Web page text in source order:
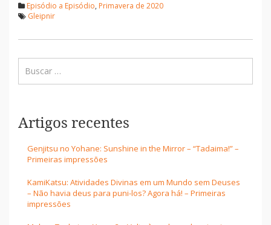
Episódio a Episódio, Primavera de 2020
Gleipnir
Artigos recentes
Genjitsu no Yohane: Sunshine in the Mirror – “Tadaima!” –
Primeiras impressões
KamiKatsu: Atividades Divinas em um Mundo sem Deuses
– Não havia deus para puni-los? Agora há! – Primeiras
impressões